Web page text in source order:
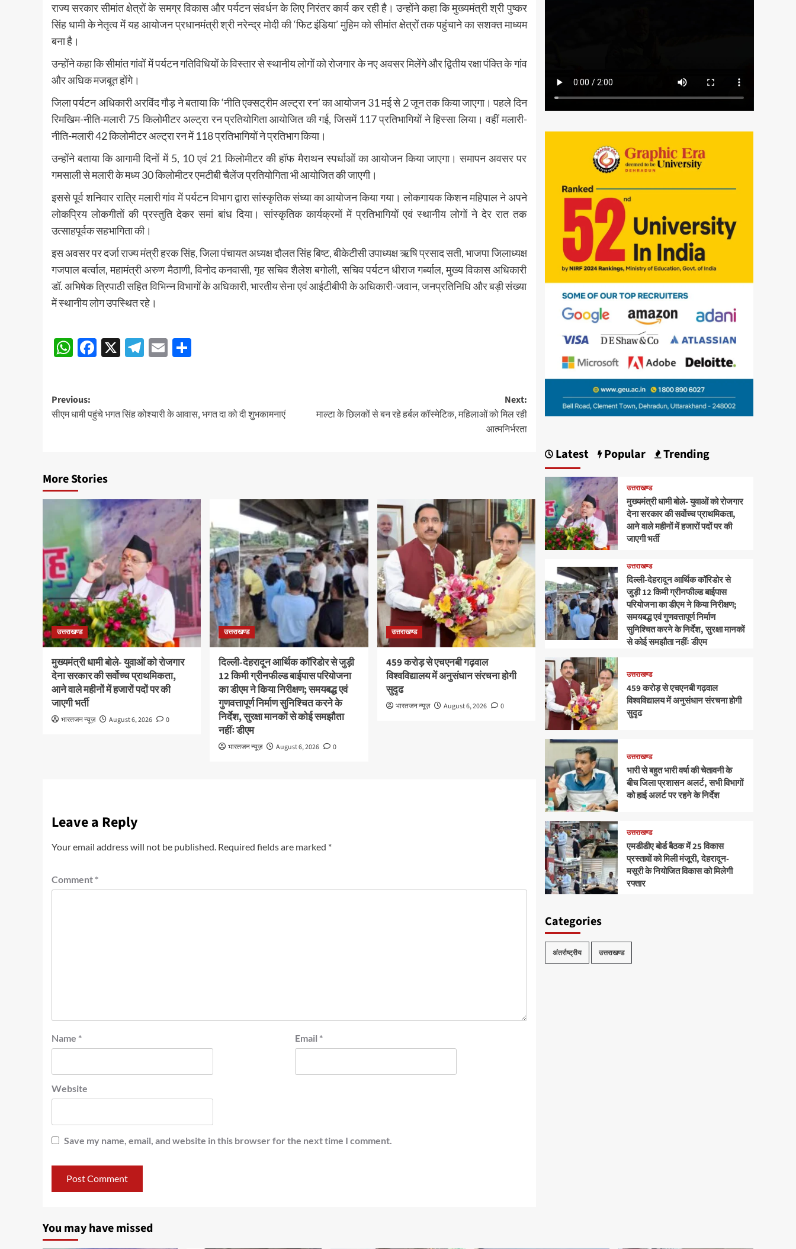
राज्य सरकार सीमांत क्षेत्रों के समग्र विकास और पर्यटन संवर्धन के लिए निरंतर कार्य कर रही है। उन्होंने कहा कि मुख्यमंत्री श्री पुष्कर
सिंह धामी के नेतृत्व में यह आयोजन प्रधानमंत्री श्री नरेन्द्र मोदी की ‘फिट इंडिया’ मुहिम को सीमांत क्षेत्रों तक पहुंचाने का सशक्त माध्यम
बना है।
उन्होंने कहा कि सीमांत गांवों में पर्यटन गतिविधियों के विस्तार से स्थानीय लोगों को रोजगार के नए अवसर मिलेंगे और द्वितीय रक्षा पंक्ति के गांव
और अधिक मजबूत होंगे।
जिला पर्यटन अधिकारी अरविंद गौड़ ने बताया कि ‘नीति एक्सट्रीम अल्ट्रा रन’ का आयोजन 31 मई से 2 जून तक किया जाएगा। पहले दिन
रिमखिम-नीति-मलारी 75 किलोमीटर अल्ट्रा रन प्रतियोगिता आयोजित की गई, जिसमें 117 प्रतिभागियों ने हिस्सा लिया। वहीं मलारी-
नीति-मलारी 42 किलोमीटर अल्ट्रा रन में 118 प्रतिभागियों ने प्रतिभाग किया।
उन्होंने बताया कि आगामी दिनों में 5, 10 एवं 21 किलोमीटर की हॉफ मैराथन स्पर्धाओं का आयोजन किया जाएगा। समापन अवसर पर
गमसाली से मलारी के मध्य 30 किलोमीटर एमटीबी चैलेंज प्रतियोगिता भी आयोजित की जाएगी।
इससे पूर्व शनिवार रात्रि मलारी गांव में पर्यटन विभाग द्वारा सांस्कृतिक संध्या का आयोजन किया गया। लोकगायक किशन महिपाल ने अपने
लोकप्रिय लोकगीतों की प्रस्तुति देकर समां बांध दिया। सांस्कृतिक कार्यक्रमों में प्रतिभागियों एवं स्थानीय लोगों ने देर रात तक
उत्साहपूर्वक सहभागिता की।
इस अवसर पर दर्जा राज्य मंत्री हरक सिंह, जिला पंचायत अध्यक्ष दौलत सिंह बिष्ट, बीकेटीसी उपाध्यक्ष ऋषि प्रसाद सती, भाजपा जिलाध्यक्ष
गजपाल बर्त्वाल, महामंत्री अरुण मैठाणी, विनोद कनवासी, गृह सचिव शैलेश बगोली, सचिव पर्यटन धीराज गर्ब्याल, मुख्य विकास अधिकारी
डॉ. अभिषेक त्रिपाठी सहित विभिन्न विभागों के अधिकारी, भारतीय सेना एवं आईटीबीपी के अधिकारी-जवान, जनप्रतिनिधि और बड़ी संख्या
में स्थानीय लोग उपस्थित रहे।
Post
navigation
WhatsApp
Facebook
X Telegram
Email
Post
navigation
Previous:
सीएम धामी पहुंचे भगत सिंह कोश्यारी के आवास, भगत दा को दी शुभकामनाएं
Next:
माल्टा के छिलकों से बन रहे हर्बल कॉस्मेटिक, महिलाओं को मिल रही
आत्मनिर्भरता
More Stories
उत्तराखण्ड
मुख्यमंत्री धामी बोले- युवाओं को रोजगार
देना सरकार की सर्वोच्च प्राथमिकता,
आने वाले महीनों में हजारों पदों पर की
जाएगी भर्ती
भारतजन न्यूज़ August 6, 2026 0
उत्तराखण्ड
दिल्ली-देहरादून आर्थिक कॉरिडोर से जुड़ी
12 किमी ग्रीनफील्ड बाईपास परियोजना
का डीएम ने किया निरीक्षण; समयबद्ध एवं
गुणवत्तापूर्ण निर्माण सुनिश्चित करने के
निर्देश, सुरक्षा मानकों से कोई समझौता
नहींः डीएम
भारतजन न्यूज़ August 6, 2026 0
उत्तराखण्ड
459 करोड़ से एचएनबी गढ़वाल
विश्वविद्यालय में अनुसंधान संरचना होगी
सुदृढ
भारतजन न्यूज़ August 6, 2026 0
Leave a Reply
Your email address will not be published. Required fields are marked *
Comment *
Name * Email *
Website
Save my name, email, and website in this browser for the next time I comment.
Latest Popular Trending
उत्तराखण्ड
मुख्यमंत्री धामी बोले- युवाओं को रोजगार
देना सरकार की सर्वोच्च प्राथमिकता,
आने वाले महीनों में हजारों पदों पर की
जाएगी भर्ती
उत्तराखण्ड
दिल्ली-देहरादून आर्थिक कॉरिडोर से
जुड़ी 12 किमी ग्रीनफील्ड बाईपास
परियोजना का डीएम ने किया निरीक्षण;
समयबद्ध एवं गुणवत्तापूर्ण निर्माण
सुनिश्चित करने के निर्देश, सुरक्षा मानकों
से कोई समझौता नहींः डीएम
उत्तराखण्ड
459 करोड़ से एचएनबी गढ़वाल
विश्वविद्यालय में अनुसंधान संरचना होगी
सुदृढ
उत्तराखण्ड
भारी से बहुत भारी वर्षा की चेतावनी के
बीच जिला प्रशासन अलर्ट, सभी विभागों
को हाई अलर्ट पर रहने के निर्देश
उत्तराखण्ड
एमडीडीए बोर्ड बैठक में 25 विकास
प्रस्तावों को मिली मंजूरी, देहरादून-
मसूरी के नियोजित विकास को मिलेगी
रफ्तार
Categories
अंतर्राष्ट्रीय उत्तराखण्ड
You may have missed